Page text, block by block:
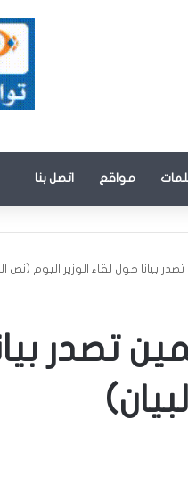
مواقع اتصل بنا
بيانا حول لقاء الوزير اليوم (نص
تصدر